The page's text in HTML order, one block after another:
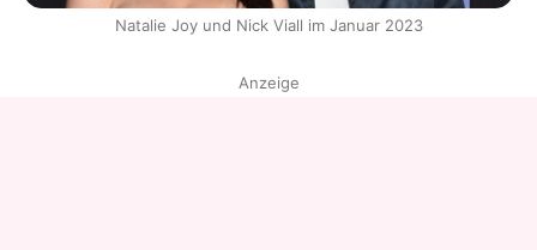
Natalie Joy und Nick Viall im Januar 2023
Anzeige